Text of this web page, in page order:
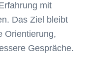
mit
Das Ziel bleibt
Orientierung,
Gespräche.